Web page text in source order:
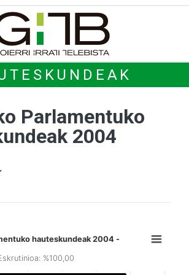
Parlamentuko
2004
hauteskundeak 2004 -
%100,00